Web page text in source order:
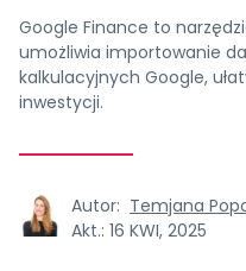
Google Finance to
umożliwia importowanie
kalkulacyjnych Google,
inwestycji.
Autor: Temjana
Akt.: 16 KWI, 2025